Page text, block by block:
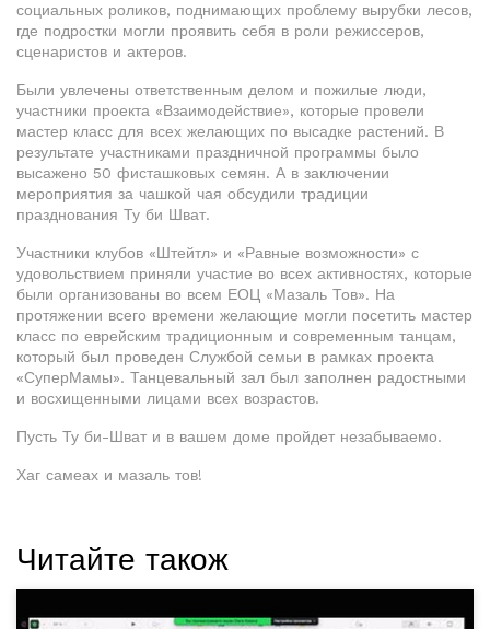
социальных роликов, поднимающих проблему вырубки лесов,
где подростки могли проявить себя в роли режиссеров,
сценаристов и актеров.
Были увлечены ответственным делом и пожилые люди,
участники проекта «Взаимодействие», которые провели
мастер класс для всех желающих по высадке растений. В
результате участниками праздничной программы было
высажено 50 фисташковых семян. А в заключении
мероприятия за чашкой чая обсудили традиции
празднования Ту би Шват.
Участники клубов «Штейтл» и «Равные возможности» с
удовольствием приняли участие во всех активностях, которые
были организованы во всем ЕОЦ «Мазаль Тов». На
протяжении всего времени желающие могли посетить мастер
класс по еврейским традиционным и современным танцам,
который был проведен Службой семьи в рамках проекта
«СуперМамы». Танцевальный зал был заполнен радостными
и восхищенными лицами всех возрастов.
Пусть Ту би-Шват и в вашем доме пройдет незабываемо.
Хаг самеах и мазаль тов!
Читайте також